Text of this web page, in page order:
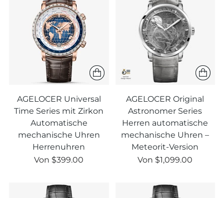
AGELOCER Universal
Time Series mit Zirkon
Automatische
mechanische Uhren
Herrenuhren
Regulärer
Von $399.00
AGELOCER Original
Astronomer Series
Herren automatische
mechanische Uhren –
Meteorit-Version
Regulärer
Von $1,099.00